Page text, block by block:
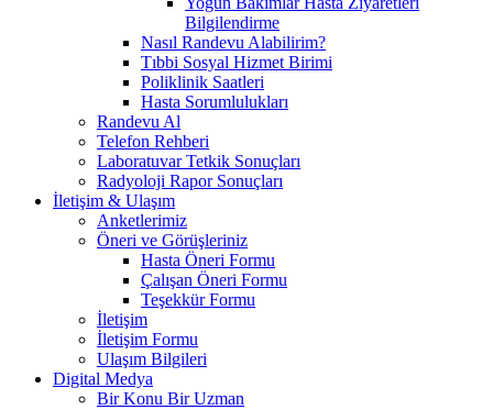
Bilgilendirme
Nasıl Randevu Alabilirim?
Tıbbi Sosyal Hizmet Birimi
Poliklinik Saatleri
Hasta Sorumlulukları
Randevu Al
Telefon Rehberi
Laboratuvar Tetkik Sonuçları
Radyoloji Rapor Sonuçları
İletişim & Ulaşım
Anketlerimiz
Öneri ve Görüşleriniz
Hasta Öneri Formu
Çalışan Öneri Formu
Teşekkür Formu
İletişim
İletişim Formu
Ulaşım Bilgileri
Digital Medya
Bir Konu Bir Uzman